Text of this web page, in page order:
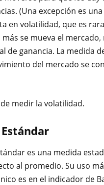
(Una excepción es
en volatilidad, que es
se mueva el mercado,
de ganancia. La medida
del mercado se
medir la volatilidad.
es una medida
al promedio. Su uso
es en el indicador de